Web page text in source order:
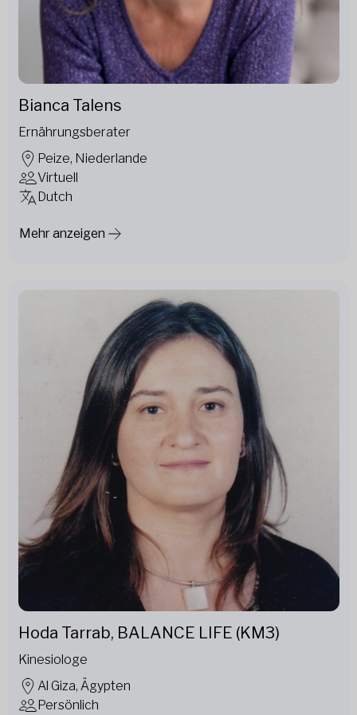
Bianca Talens
Ernährungsberater
Peize, Niederlande
Virtuell
Dutch
Mehr anzeigen
Hoda Tarrab, BALANCE LIFE (KM3)
Kinesiologe
Al Giza, Ägypten
Persönlich